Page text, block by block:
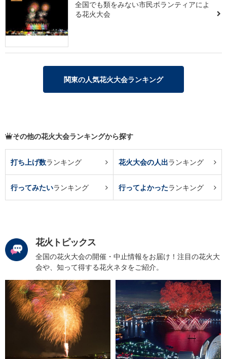
全国でも類をみない市民ボランティアによ
る花火大会
関東の人気花火大会ランキング
その他の花火大会ランキングから探す
打ち上げ数ランキング 花火大会の人出ランキング
行ってみたいランキング 行ってよかったランキング
花火トピックス
全国の花火大会の開催・中止情報をお届け！注目の花火大
会や、知って得する花火ネタをご紹介。